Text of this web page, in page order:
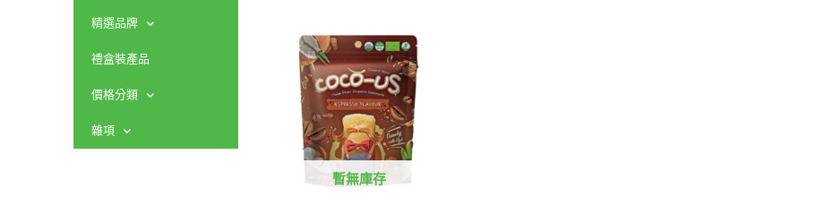
精選品牌
禮盒裝產品
價格分類
雜項
暫無庫存